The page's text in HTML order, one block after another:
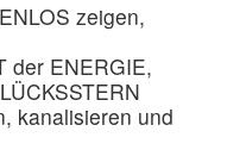
zeigen,
der ENERGIE,
kanalisieren und